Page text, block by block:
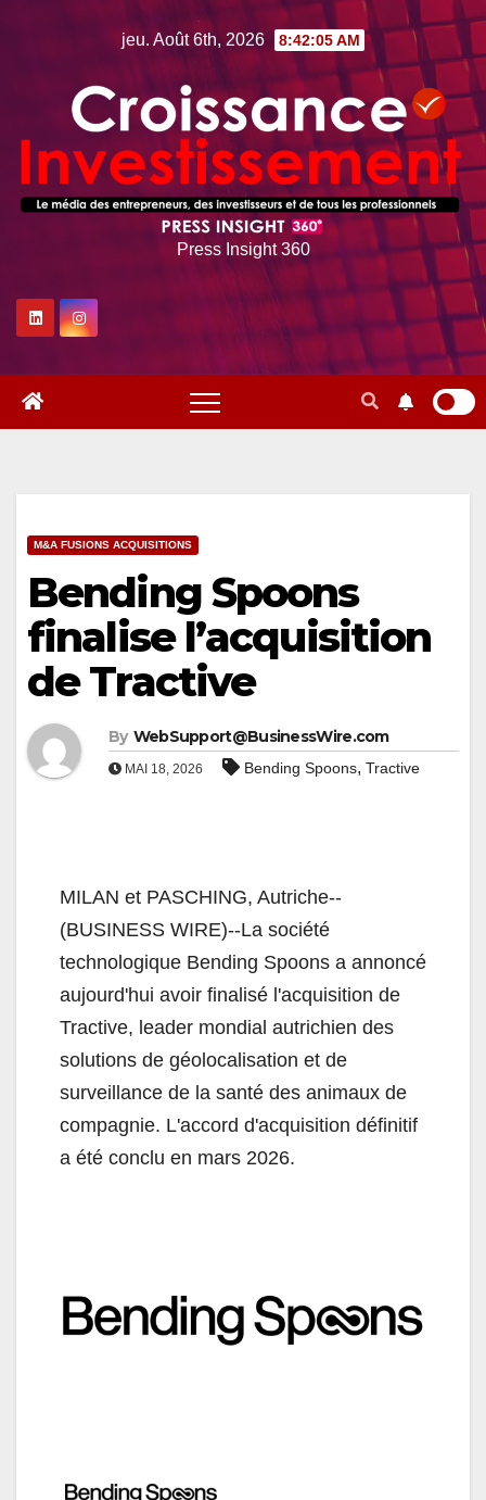
jeu. Août 6th, 2026 8:42:06 AM
Press Insight 360
M&A FUSIONS ACQUISITIONS
Bending Spoons
finalise l’acquisition
de Tractive
By WebSupport@BusinessWire.com
MAI 18, 2026 Bending Spoons, Tractive
MILAN et PASCHING, Autriche--
(BUSINESS WIRE)--La société
technologique Bending Spoons a annoncé
aujourd'hui avoir finalisé l'acquisition de
Tractive, leader mondial autrichien des
solutions de géolocalisation et de
surveillance de la santé des animaux de
compagnie. L'accord d'acquisition définitif
a été conclu en mars 2026.